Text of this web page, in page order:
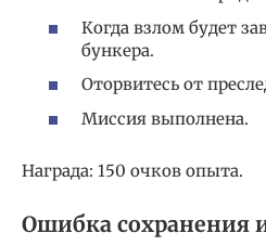
Когда взлом будет
бункера.
Оторвитесь от
Миссия выполнена.
Награда: 150 очков опыта.
Ошибка сохранения